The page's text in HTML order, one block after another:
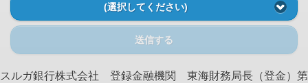
(選択してください)
送信する
スルガ銀行株式会社 登録金融機関 東海財務局長（登金）第